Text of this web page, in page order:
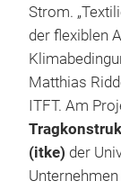
Strom.
der flexiblen
Matthias
ITFT. Am
(itke) der
Unternehmen